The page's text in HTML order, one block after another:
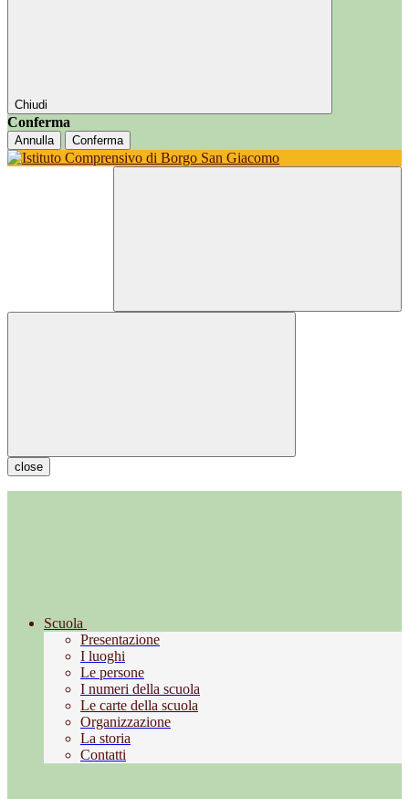
Chiudi
Conferma
Annulla Conferma
close
Scuola
Presentazione
I luoghi
Le persone
I numeri della scuola
Le carte della scuola
Organizzazione
La storia
Contatti